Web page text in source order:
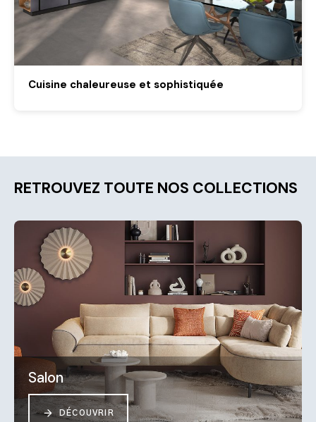
Cuisine chaleureuse et sophistiquée
RETROUVEZ TOUTE NOS COLLECTIONS
Salon
DÉCOUVRIR